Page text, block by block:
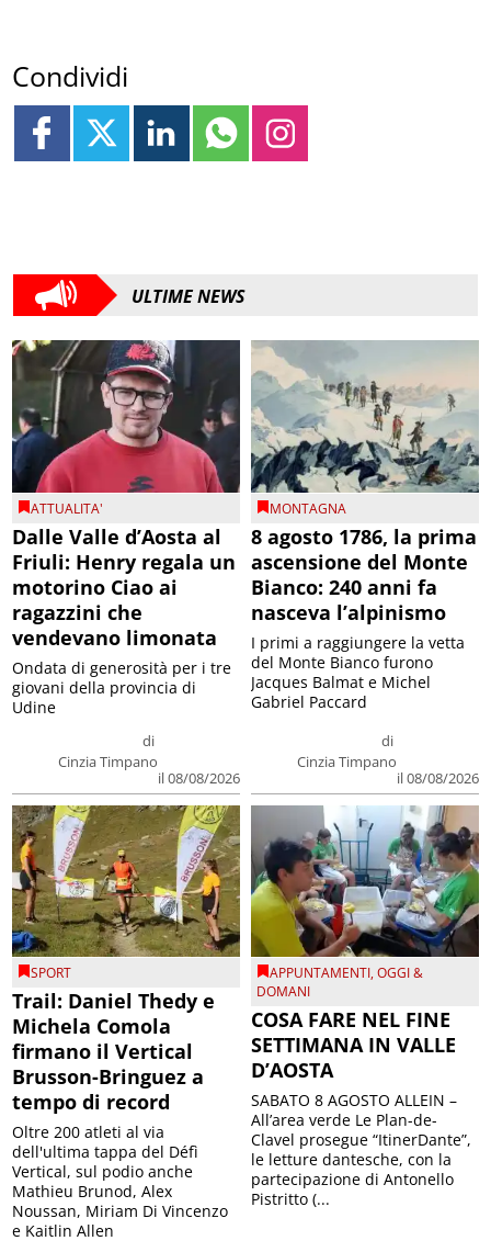
Condividi
ULTIME NEWS
ATTUALITA'
Dalle Valle d’Aosta al
Friuli: Henry regala un
motorino Ciao ai
ragazzini che
vendevano limonata
di
Cinzia Timpano
il 08/08/2026
Ondata di generosità per i tre
giovani della provincia di
Udine
MONTAGNA
8 agosto 1786, la prima
ascensione del Monte
Bianco: 240 anni fa
nasceva l’alpinismo
di
Cinzia Timpano
il 08/08/2026
I primi a raggiungere la vetta
del Monte Bianco furono
Jacques Balmat e Michel
Gabriel Paccard
SPORT
Trail: Daniel Thedy e
Michela Comola
firmano il Vertical
Brusson-Bringuez a
tempo di record
Oltre 200 atleti al via
dell'ultima tappa del Défì
Vertical, sul podio anche
Mathieu Brunod, Alex
Noussan, Miriam Di Vincenzo
e Kaitlin Allen
APPUNTAMENTI,OGGI &
DOMANI
COSA FARE NEL FINE
SETTIMANA IN VALLE
D’AOSTA
SABATO 8 AGOSTO ALLEIN –
All’area verde Le Plan-de-
Clavel prosegue “ItinerDante”,
le letture dantesche, con la
partecipazione di Antonello
Pistritto (...